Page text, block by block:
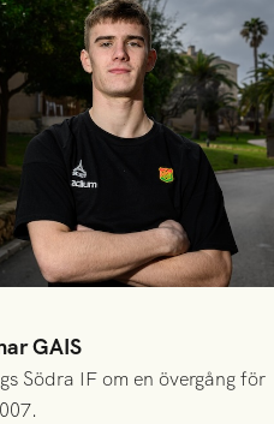
GAIS
Södra IF om en övergång för